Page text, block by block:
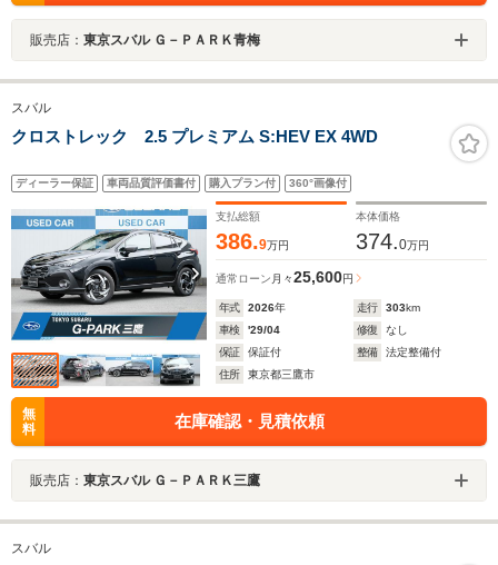
販売店： 東京スバル Ｇ－ＰＡＲＫ青梅
スバル
クロストレック 2.5 プレミアム S:HEV EX 4WD
ディーラー保証 車両品質評価書付 購入プラン付 360°画像付
支払総額
386.9万円
本体価格
374.0万円
通常ローン 月々25,600円
年式 2026年 走行 303km
車検
'29/04 修復
なし
保証
保証付 整備
法定整備付
住所
東京都三鷹市
無
料
在庫確認・見積依頼
販売店： 東京スバル Ｇ－ＰＡＲＫ三鷹
スバル